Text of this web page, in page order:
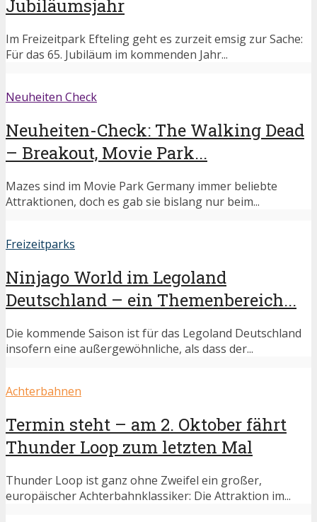
Jubiläumsjahr
Im Freizeitpark Efteling geht es zurzeit emsig zur Sache:
Für das 65. Jubiläum im kommenden Jahr...
Neuheiten Check
Neuheiten-Check: The Walking Dead
– Breakout, Movie Park...
Mazes sind im Movie Park Germany immer beliebte
Attraktionen, doch es gab sie bislang nur beim...
Freizeitparks
Ninjago World im Legoland
Deutschland – ein Themenbereich...
Die kommende Saison ist für das Legoland Deutschland
insofern eine außergewöhnliche, als dass der...
Achterbahnen
Termin steht – am 2. Oktober fährt
Thunder Loop zum letzten Mal
Thunder Loop ist ganz ohne Zweifel ein großer,
europäischer Achterbahnklassiker: Die Attraktion im...